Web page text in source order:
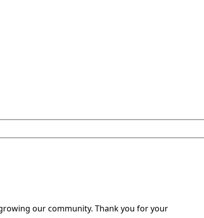
our community. Thank you for your